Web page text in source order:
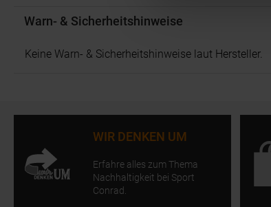
Warn- & Sicherheitshinweise
Keine Warn- & Sicherheitshinweise laut Hersteller.
WIR DENKEN UM
Erfahre alles zum Thema
Nachhaltigkeit bei Sport
Conrad.